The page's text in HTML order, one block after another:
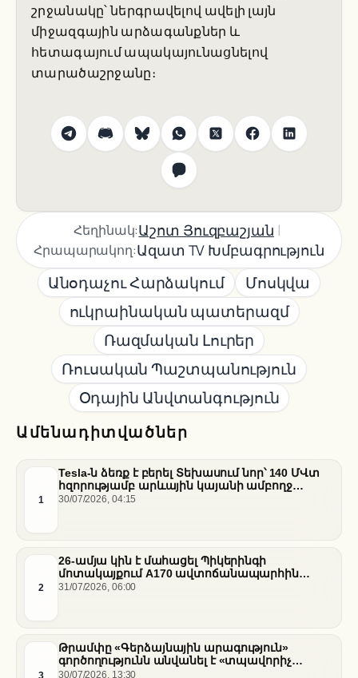
Ամենադիտվածներ
1
Tesla-ն ձեռք է բերել Տեխասում նոր՝ 140 ՄՎտ
հզորությամբ արևային կայանի ամբողջ
արտադրանքը
30/07/2026, 04:15
2
26-ամյա կին է մահացել Պիկերինգի
մոտակայքում A170 ավտոճանապարհին
տեղի ունեցած վթարի հետևանքով
31/07/2026, 06:00
3
Թրամփը «Գերձայնային արագություն»
գործողությունն անվանել է «տպավորիչ
հաջողություն» Սենատում Ֆաուչիի լսումների
30/07/2026, 13:30
շրջանակը՝ ներգրավելով ավելի լայն
միջազգային արձագանքներ և
հետագայում ապակայունացնելով
տարածաշրջանը։
Հեղինակ:Աշոտ Յուզբաշյան |
Հրապարակող:Ազատ TV Խմբագրություն
Անօդաչու Հարձակում
Մոսկվա
ուկրաինական պատերազմ
Ռազմական Լուրեր
Ռուսական Պաշտպանություն
Օդային Անվտանգություն